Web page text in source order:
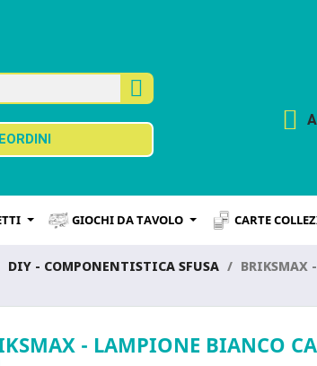
GIOCHI DA TAVOLO CARTE
DIY - COMPONENTISTICA SFUSA
BRIKSMAX
- LAMPIONE BIANCO